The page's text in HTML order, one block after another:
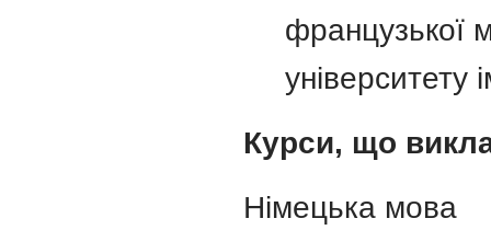
французької
університету
Курси, що
Німецька мова